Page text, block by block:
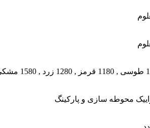
, 1180 قرمز , 1280 زرد , 1580 مشکی
محوطه سازی و پارکینگ